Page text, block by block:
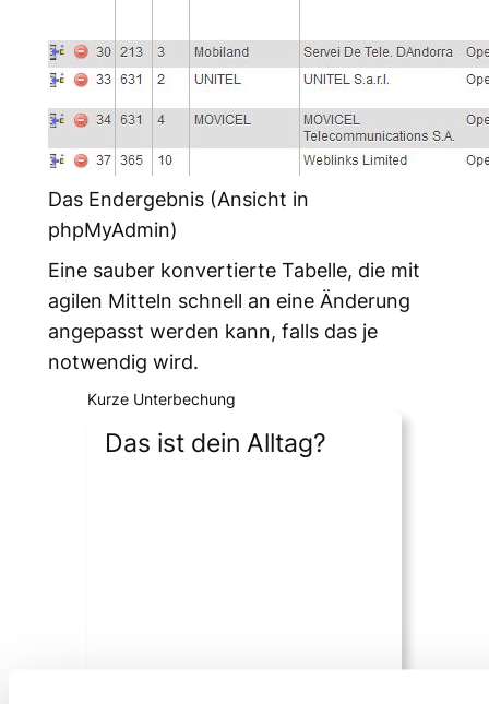
Das Endergebnis (Ansicht in
phpMyAdmin)
Eine sauber konvertierte Tabelle, die mit
agilen Mitteln schnell an eine Änderung
angepasst werden kann, falls das je
notwendig wird.
Kurze Unterbechung
Das ist dein Alltag?